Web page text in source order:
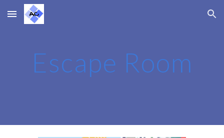
Skip to main content Skip to navigation
Escape Room